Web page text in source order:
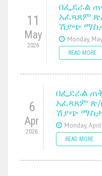
11
May
2026
በፌደራል
አፈጻጸም
ሽያጭ
Monday,
READ MORE
6
Apr
2026
በፌደራል
አፈጻጸም
ሽያጭ
Monday,
READ MORE